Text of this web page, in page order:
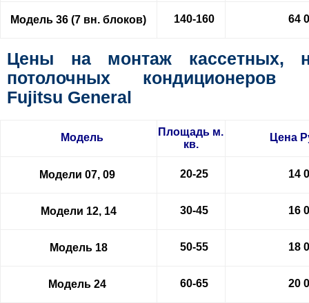
Модель 36 (7 вн. блоков) 140-160 64
Цены на монтаж кассетных,
потолочных кондиционеров
Fujitsu General
Модель
Площадь м.
кв.
Цена
Модели 07, 09 20-25 14
Модели 12, 14 30-45 16
Модель 18 50-55 18
Модель 24 60-65 20